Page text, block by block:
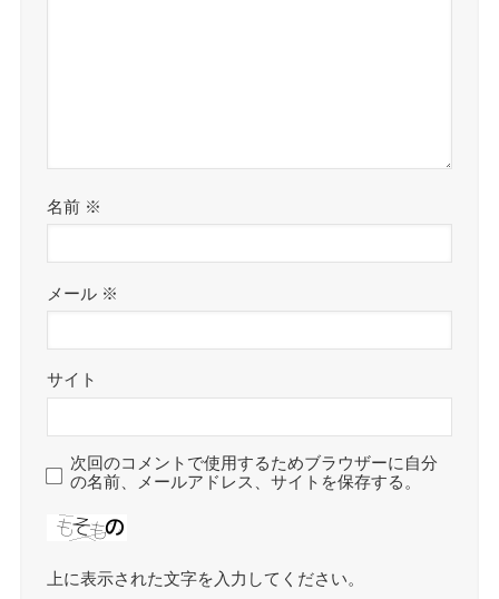
名前 ※
メール ※
サイト
次回のコメントで使用するためブラウザーに自分
の名前、メールアドレス、サイトを保存する。
上に表示された文字を入力してください。